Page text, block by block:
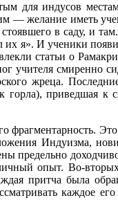
для индусов
— желание иметь
в саду, и
я». И ученики
статьи о
учителя смиренно
жреца.
горла), приведшая к
Индуизма,
опыт. Во-
притча была
каждое